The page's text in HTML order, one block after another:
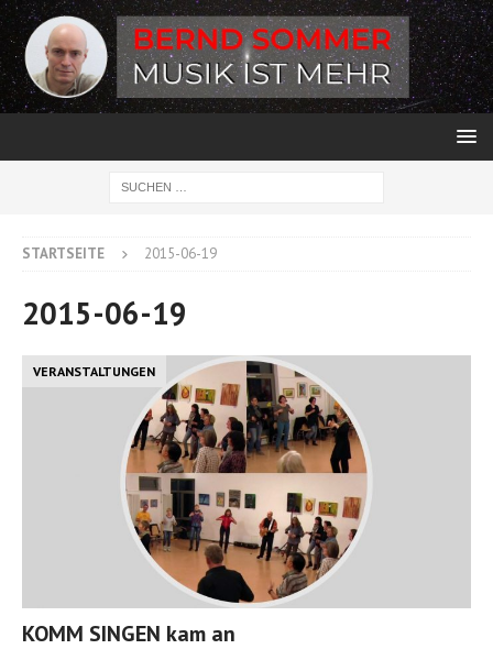
STARTSEITE 2015-06-19
2015-06-19
VERANSTALTUNGEN
KOMM SINGEN kam an